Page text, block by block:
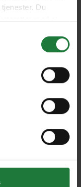
Du
med at
2023
Næste